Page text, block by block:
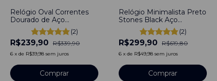
Relógio Oval Correntes
Dourado de Aço
Inoxidável
(2)
R$239,90 R$339,90
6 x de R$39,98 sem juros
Comprar
Relógio Minimalista Preto
Stones Black Aço
Inoxidável banhado a
(2)
R$299,90 R$619,80
6 x de R$49,98 sem juros
Comprar